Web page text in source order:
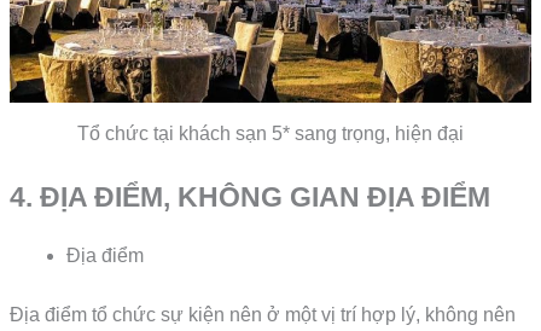
Tổ chức tại khách sạn 5* sang trọng, hiện đại
4. ĐỊA ĐIỂM, KHÔNG GIAN ĐỊA ĐIỂM
Địa điểm
Địa điểm tổ chức sự kiện nên ở một vị trí hợp lý, không nên